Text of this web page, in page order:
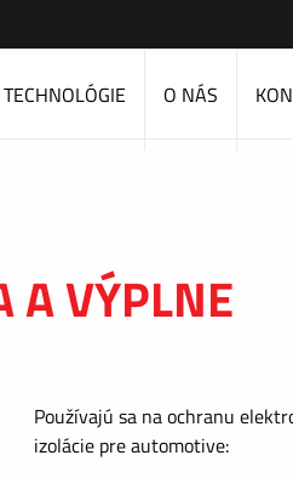
TECHNOLÓGIE O NÁS
A VÝPLNE
Používajú sa na ochranu
izolácie pre automotive: